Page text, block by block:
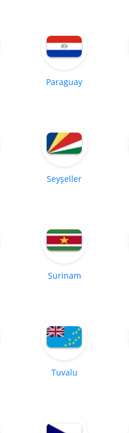
Paraguay
Seyşeller
Surinam
Tuvalu